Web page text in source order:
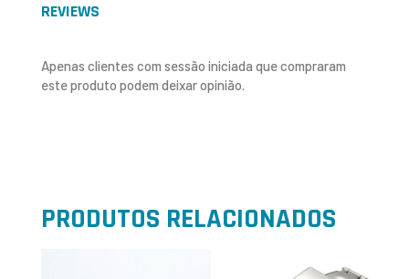
REVIEWS
Apenas clientes com sessão iniciada que compraram
este produto podem deixar opinião.
PRODUTOS RELACIONADOS